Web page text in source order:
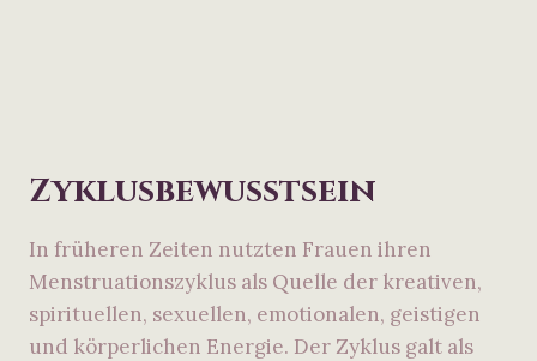
Zyklusbewusstsein
In früheren Zeiten nutzten Frauen ihren
Menstruationszyklus als Quelle der kreativen,
spirituellen, sexuellen, emotionalen, geistigen
und körperlichen Energie. Der Zyklus galt als